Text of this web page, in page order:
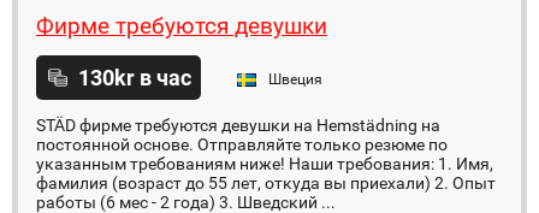
Фирме требуются девушки
130kr в час Швеция
STÄD фирме требуются девушки на Hemstädning на
постоянной основе. Отправляйте только резюме по
указанным требованиям ниже! Наши требования: 1. Имя,
фамилия (возраст до 55 лет, откуда вы приехали) 2. Опыт
работы (6 мес - 2 года) 3. Шведский ...